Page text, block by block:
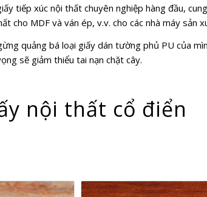
tiếp xúc nội thất chuyên nghiệp hàng đầu,
cho MDF và ván ép, v.v. cho các nhà máy sản
quảng bá loại giấy dán tường phủ PU của
sẽ giảm thiểu tai nạn chặt cây.
nội thất cổ điển